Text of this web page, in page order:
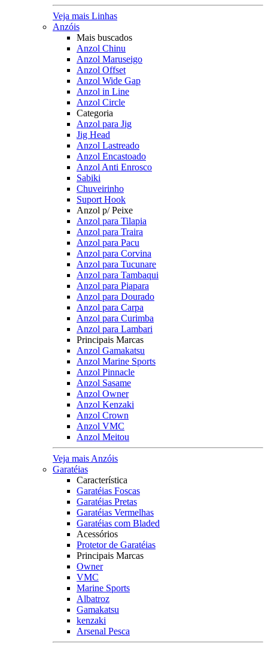
Veja mais Linhas
Anzóis
Mais buscados
Anzol Chinu
Anzol Maruseigo
Anzol Offset
Anzol Wide Gap
Anzol in Line
Anzol Circle
Categoria
Anzol para Jig
Jig Head
Anzol Lastreado
Anzol Encastoado
Anzol Anti Enrosco
Sabiki
Chuveirinho
Suport Hook
Anzol p/ Peixe
Anzol para Tilapia
Anzol para Traira
Anzol para Pacu
Anzol para Corvina
Anzol para Tucunare
Anzol para Tambaqui
Anzol para Piapara
Anzol para Dourado
Anzol para Carpa
Anzol para Curimba
Anzol para Lambari
Principais Marcas
Anzol Gamakatsu
Anzol Marine Sports
Anzol Pinnacle
Anzol Sasame
Anzol Owner
Anzol Kenzaki
Anzol Crown
Anzol VMC
Anzol Meitou
Veja mais Anzóis
Garatéias
Característica
Garatéias Foscas
Garatéias Pretas
Garatéias Vermelhas
Garatéias com Bladed
Acessórios
Protetor de Garatéias
Principais Marcas
Owner
VMC
Marine Sports
Albatroz
Gamakatsu
kenzaki
Arsenal Pesca